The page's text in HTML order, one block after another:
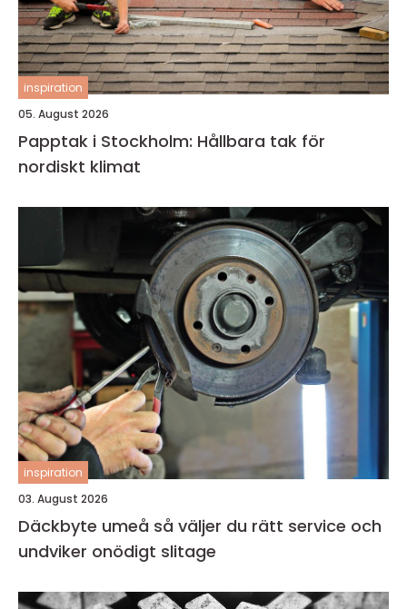
inspiration
05. August 2026
Papptak i Stockholm: Hållbara tak för
nordiskt klimat
inspiration
03. August 2026
Däckbyte umeå så väljer du rätt service och
undviker onödigt slitage